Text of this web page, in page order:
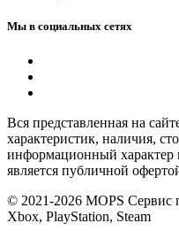
Мы в социальных сетях
Вся представленная на
характеристик, наличия,
информационный характер
является публичной
© 2021-2026 MOPS Сервис
Xbox, PlayStation, Steam